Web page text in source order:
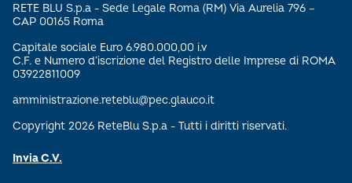
RETE BLU S.p.a - Sede Legale Roma (RM) Via Aurelia 796 –
CAP 00165 Roma
Capitale sociale Euro 6.980.000,00 i.v
C.F. e Numero d’iscrizione del Registro delle Imprese di ROMA
03922811009
amministrazione.reteblu@pec.glauco.it
Copyright 2026 ReteBlu S.p.a - Tutti i diritti riservati.
Invia C.V.